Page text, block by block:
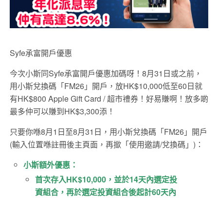
Syfe承富開戶優惠
今次小斯同Syfe承富開戶優惠加碼呀！8月31日或之前，
用小斯兌換碼「FM26」開戶，放HK$10,000低至60日就
有HK$800 Apple Gift Card / 超市禮券！好易賺啊！放多啲
最多仲可以賺到HK$3,300添！
只要你喺8月1日至8月31日，用小斯兌換碼「FM26」開戶
(輸入位置喺註冊後主頁面，再撳「使用邀請/兌換碼」)：
小斯額外優惠：
首次存入HK$10,000，並於14天內選定投
資組合，再於選定投資組合後起計60天內